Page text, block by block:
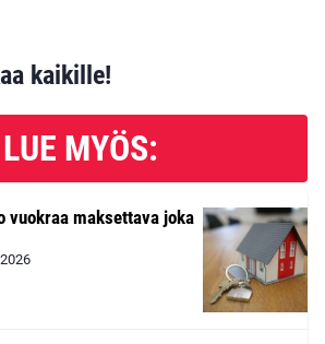
kaikille!
LUE MYÖS:
vuokraa maksettava joka